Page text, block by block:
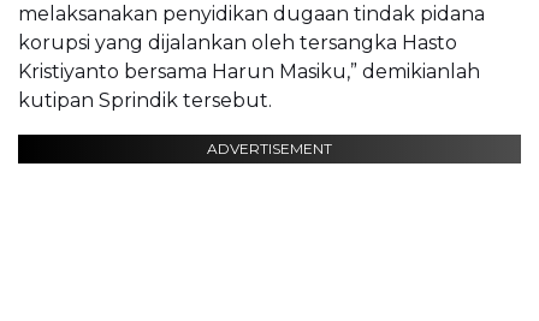
melaksanakan penyidikan dugaan tindak pidana
korupsi yang dijalankan oleh tersangka Hasto
Kristiyanto bersama Harun Masiku,” demikianlah
kutipan Sprindik tersebut.
ADVERTISEMENT